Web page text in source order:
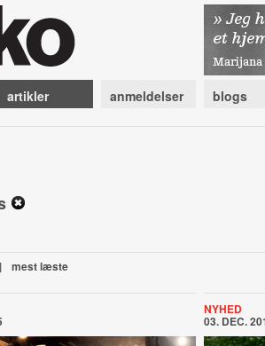
artikler anmeldelser blogs
| mest læste
NYHED
03. DEC.